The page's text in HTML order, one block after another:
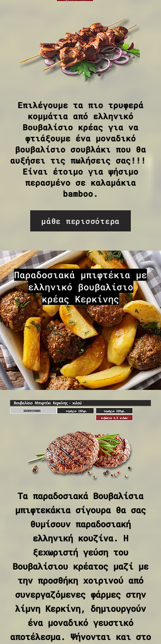
Επιλέγουμε τα πιο τρυφερά
κομμάτια από ελληνικό
Βουβαλίσιο κρέας για να
φτιάξουμε ένα μοναδικό
βουβαλίσιο σουβλάκι που θα
αυξήσει τις πωλήσεις σας!!!
Είναι έτοιμο για ψήσιμο
περασμένο σε καλαμάκια
bamboo.
μάθε περισσότερα
Παραδοσιακά μπιφτέκια με
ελληνικό βουβαλίσιο
κρέας Κερκίνης
Τα παραδοσιακά Βουβαλίσια
μπιφτεκάκια σίγουρα θα σας
θυμίσουν παραδοσιακή
ελληνική κουζίνα. Η
ξεχωριστή γεύση του
Βουβαλίσιου κρέατος μαζί με
την προσθήκη χοιρινού από
συνεργαζόμενες φάρμες στην
λίμνη Κερκίνη, δημιουργούν
ένα μοναδικό γευστικό
αποτέλεσμα. Ψήνονται και στο